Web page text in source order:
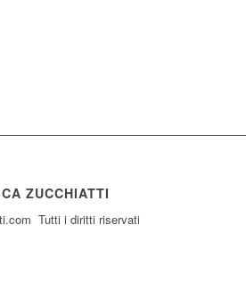
ZUCCHIATTI
Tutti i diritti riservati